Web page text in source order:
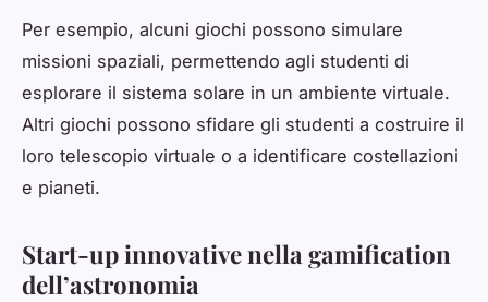
Per esempio, alcuni giochi possono simulare
missioni spaziali, permettendo agli studenti di
esplorare il sistema solare in un ambiente virtuale.
Altri giochi possono sfidare gli studenti a costruire il
loro telescopio virtuale o a identificare costellazioni
e pianeti.
Start-up innovative nella gamification
dell’astronomia